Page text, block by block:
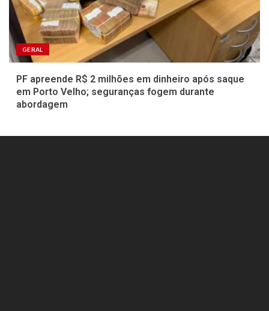
GERAL
PF apreende R$ 2 milhões em dinheiro após saque
em Porto Velho; seguranças fogem durante
abordagem